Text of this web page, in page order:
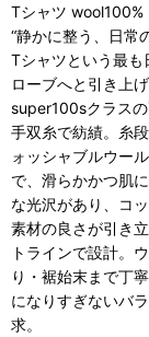
Tシャツ wool100%
“静かに整う、日常
Tシャツという最も
ローブへと引き上げ
super100sクラス
手双糸で紡績。糸
ォッシャブルウー
で、滑らかかつ肌
な光沢があり、コ
素材の良さが引き
トラインで設計。
り・裾始末まで丁
になりすぎないバ
求。